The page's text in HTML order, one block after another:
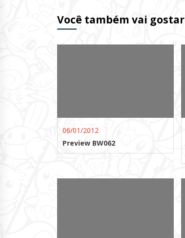
Você também vai gostar
06/01/2012
Preview BW062